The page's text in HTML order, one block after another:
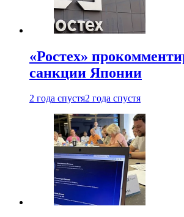
«Ростех»
санкции Японии
2 года спустя2 года спустя